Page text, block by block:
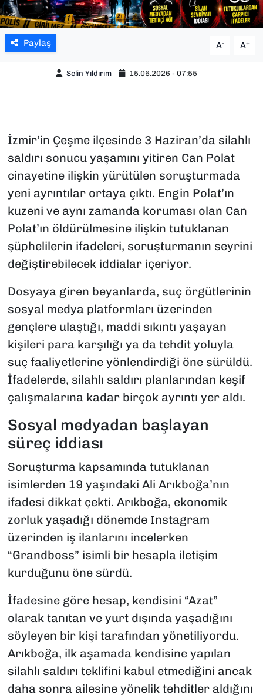
Paylaş A- A+
Selin Yıldırım 15.06.2026 - 07:55
İzmir’in Çeşme ilçesinde 3 Haziran’da silahlı
saldırı sonucu yaşamını yitiren Can Polat
cinayetine ilişkin yürütülen soruşturmada
yeni ayrıntılar ortaya çıktı. Engin Polat’ın
kuzeni ve aynı zamanda koruması olan Can
Polat’ın öldürülmesine ilişkin tutuklanan
şüphelilerin ifadeleri, soruşturmanın seyrini
değiştirebilecek iddialar içeriyor.
Dosyaya giren beyanlarda, suç örgütlerinin
sosyal medya platformları üzerinden
gençlere ulaştığı, maddi sıkıntı yaşayan
kişileri para karşılığı ya da tehdit yoluyla
suç faaliyetlerine yönlendirdiği öne sürüldü.
İfadelerde, silahlı saldırı planlarından keşif
çalışmalarına kadar birçok ayrıntı yer aldı.
Sosyal medyadan başlayan
süreç iddiası
Soruşturma kapsamında tutuklanan
isimlerden 19 yaşındaki Ali Arıkboğa’nın
ifadesi dikkat çekti. Arıkboğa, ekonomik
zorluk yaşadığı dönemde Instagram
üzerinden iş ilanlarını incelerken
“Grandboss” isimli bir hesapla iletişim
kurduğunu öne sürdü.
İfadesine göre hesap, kendisini “Azat”
olarak tanıtan ve yurt dışında yaşadığını
söyleyen bir kişi tarafından yönetiliyordu.
Arıkboğa, ilk aşamada kendisine yapılan
silahlı saldırı teklifini kabul etmediğini ancak
daha sonra ailesine yönelik tehditler aldığını